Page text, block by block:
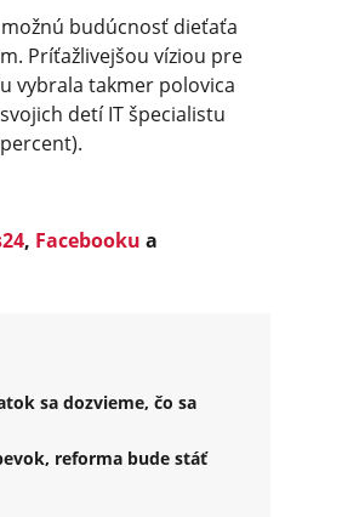
budúcnosť dieťaťa
Príťažlivejšou víziou pre
vybrala takmer polovica
detí IT špecialistu
, Facebooku a
sa dozvieme, čo sa
reforma bude stáť